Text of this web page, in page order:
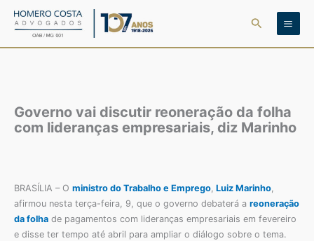
para
Pesquisar
Governo vai discutir reoneração da folha
com lideranças empresariais, diz Marinho
BRASÍLIA – O ministro do Trabalho e Emprego, Luiz Marinho,
afirmou nesta terça-feira, 9, que o governo debaterá a reoneração
da folha de pagamentos com lideranças empresariais em fevereiro
e disse ter tempo até abril para ampliar o diálogo sobre o tema.